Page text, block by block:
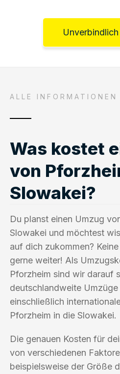
ALLE
Was kostet
von
Slowakei?
Du planst einen Umzug
Slowakei und möchtest
auf dich zukommen?
gerne weiter! Als
Pforzheim sind wir darauf
deutschlandweite
einschließlich
Pforzheim in die Slowakei.
Die genauen Kosten für
von verschiedenen
beispielsweise der Größe